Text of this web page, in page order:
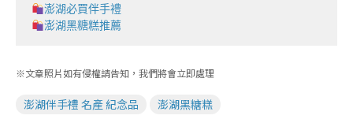
澎湖必買伴手禮
澎湖黑糖糕推薦
※文章照片如有侵權請告知，我們將會立即處理
澎湖伴手禮 名產 紀念品 澎湖黑糖糕